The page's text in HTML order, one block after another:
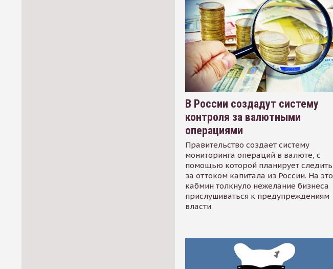
В России создадут систему
контроля за валютными
операциями
Правительство создает систему
мониторинга операций в валюте, с
помощью которой планирует следить
за оттоком капитала из России. На это
кабмин толкнуло нежелание бизнеса
прислушиваться к предупреждениям
власти